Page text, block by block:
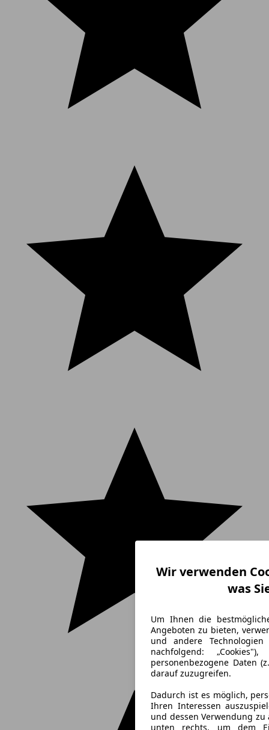
Wir verwenden
was
Um Ihnen die
Angeboten zu bieten,
und andere
nachfolgend:
personenbezogene Daten
darauf zuzugreifen.
Dadurch ist es möglich,
Ihren Interessen
und dessen Verwendung
unten rechts, um dem